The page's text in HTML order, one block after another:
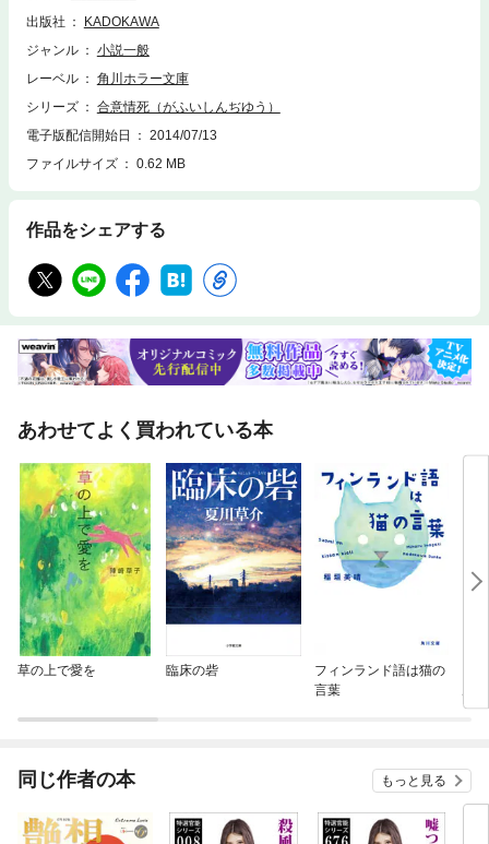
出版社
KADOKAWA
ジャンル
小説一般
レーベル
角川ホラー文庫
シリーズ
合意情死（がふいしんぢゆう）
電子版配信開始日
2014/07/13
ファイルサイズ
0.62 MB
作品をシェアする
あわせてよく買われている本
草の上で愛を 臨床の砦
フィンランド語は猫の
言葉
同じ作者の本 もっと見る